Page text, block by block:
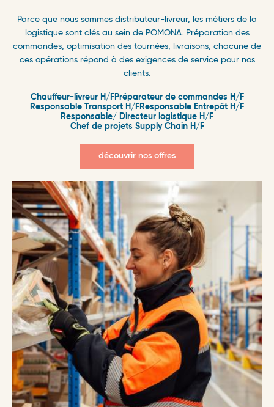
Parce que nous sommes distributeur-livreur, les métiers de la
logistique sont clés au sein de POMONA. Préparation des
commandes, optimisation des tournées, livraisons, chacune de
ces opérations répond à des exigences de service pour nos
clients.
Chauffeur-livreur H/FPréparateur de commandes H/F
Responsable Transport H/FResponsable Entrepôt H/F
Responsable/ Directeur logistique H/F
Chef de projets Supply Chain H/F
découvrir nos offres